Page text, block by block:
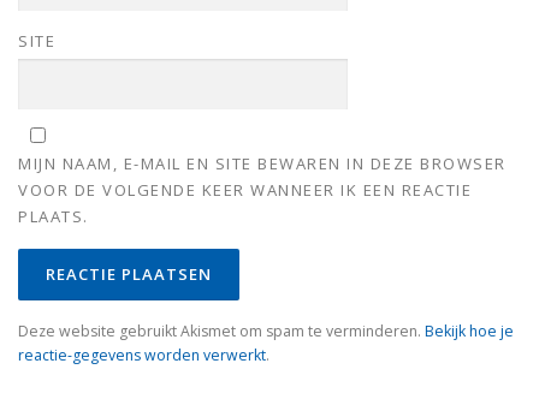
SITE
MIJN NAAM, E-MAIL EN SITE BEWAREN IN DEZE BROWSER
VOOR DE VOLGENDE KEER WANNEER IK EEN REACTIE
PLAATS.
Deze website gebruikt Akismet om spam te verminderen. Bekijk hoe je
reactie-gegevens worden verwerkt.